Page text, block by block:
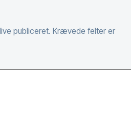
publiceret. Krævede felter er